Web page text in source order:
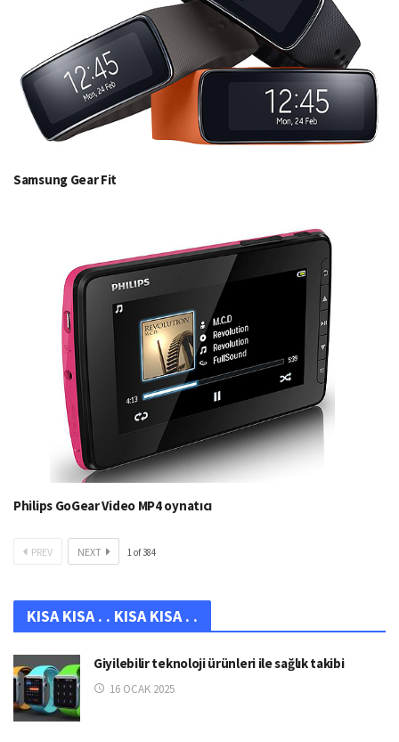
Samsung Gear Fit
Philips GoGear Video MP4 oynatıcı
PREV NEXT 1 of384
KISA KISA . . KISA KISA . .
Giyilebilir teknoloji ürünleri ile sağlık takibi
16 OCAK 2025